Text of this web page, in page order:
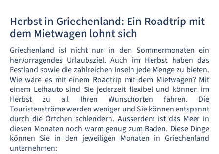
Herbst in Griechenland: Ein Roadtrip mit
dem Mietwagen lohnt sich
Griechenland ist nicht nur in den Sommermonaten ein
hervorragendes Urlaubsziel. Auch im Herbst haben das
Festland sowie die zahlreichen Inseln jede Menge zu bieten.
Wie wäre es mit einem Roadtrip mit dem Mietwagen? Mit
einem Leihauto sind Sie jederzeit flexibel und können im
Herbst zu all Ihren Wunschorten fahren. Die
Touristenströme werden weniger und Sie können entspannt
durch die Örtchen schlendern. Ausserdem ist das Meer in
diesen Monaten noch warm genug zum Baden. Diese Dinge
können Sie in den jeweiligen Monaten in Griechenland
unternehmen: